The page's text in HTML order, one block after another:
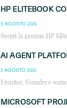
5 AGOSTO 2026
3 AGOSTO 2026